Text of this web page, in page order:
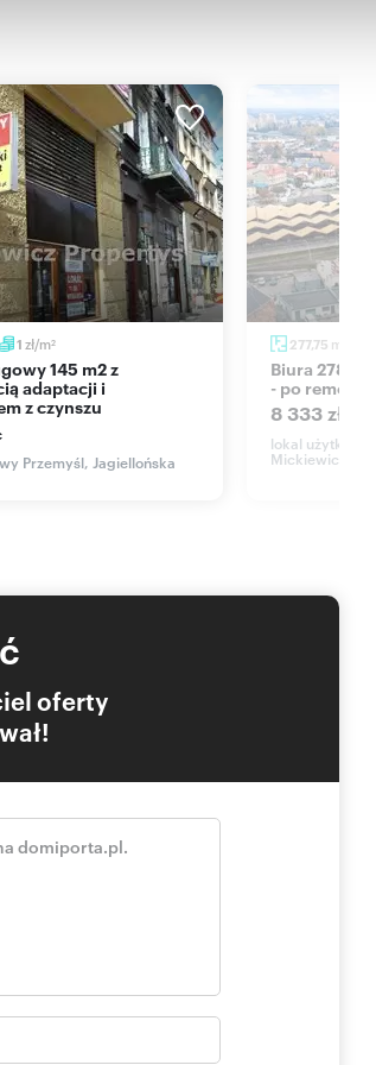
1 zł/m2
adaptacji i
z czynszu
Przemyśl, Jagiellońska
277,75 m
Biura 278 m² w centrum Przemyśla
- po
8 333 zł
lokal użytkowy
Mickiewicza
oferty